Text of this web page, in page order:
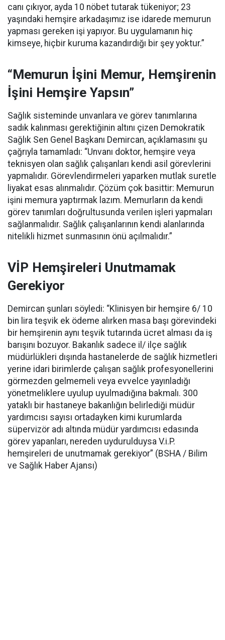
canı çıkıyor, ayda 10 nöbet tutarak tükeniyor; 23
yaşındaki hemşire arkadaşımız ise idarede memurun
yapması gereken işi yapıyor. Bu uygulamanın hiç
kimseye, hiçbir kuruma kazandırdığı bir şey yoktur.”
“Memurun İşini Memur, Hemşirenin
İşini Hemşire Yapsın”
Sağlık sisteminde unvanlara ve görev tanımlarına
sadık kalınması gerektiğinin altını çizen Demokratik
Sağlık Sen Genel Başkanı Demircan, açıklamasını şu
çağrıyla tamamladı: “Unvanı doktor, hemşire veya
teknisyen olan sağlık çalışanları kendi asil görevlerini
yapmalıdır. Görevlendirmeleri yaparken mutlak suretle
liyakat esas alınmalıdır. Çözüm çok basittir: Memurun
işini memura yaptırmak lazım. Memurların da kendi
görev tanımları doğrultusunda verilen işleri yapmaları
sağlanmalıdır. Sağlık çalışanlarının kendi alanlarında
nitelikli hizmet sunmasının önü açılmalıdır.”
VİP Hemşireleri Unutmamak
Gerekiyor
Demircan şunları söyledi: “Klinisyen bir hemşire 6/ 10
bin lira teşvik ek ödeme alırken masa başı görevindeki
bir hemşirenin aynı teşvik tutarında ücret alması da iş
barışını bozuyor. Bakanlık sadece il/ ilçe sağlık
müdürlükleri dışında hastanelerde de sağlık hizmetleri
yerine idari birimlerde çalışan sağlık profesyonellerini
görmezden gelmemeli veya evvelce yayınladığı
yönetmeliklere uyulup uyulmadığına bakmalı. 300
yataklı bir hastaneye bakanlığın belirlediği müdür
yardımcısı sayısı ortadayken kimi kurumlarda
süpervizör adı altında müdür yardımcısı edasında
görev yapanları, nereden uydurulduysa V.i.P.
hemşireleri de unutmamak gerekiyor” (BSHA / Bilim
ve Sağlık Haber Ajansı)